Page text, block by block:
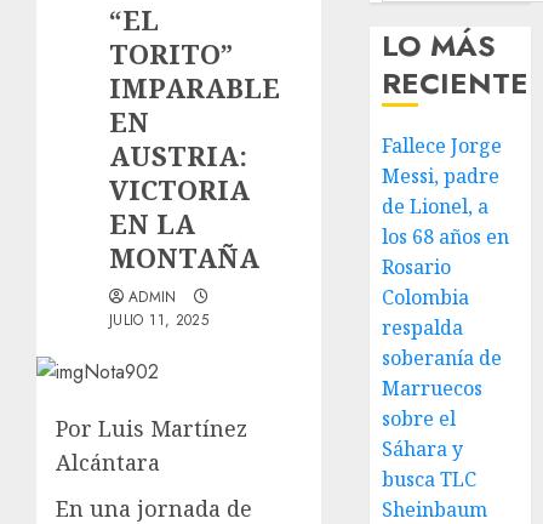
“EL
TORITO”
IMPARABLE
EN
AUSTRIA:
VICTORIA
EN LA
MONTAÑA
ADMIN
JULIO 11, 2025
Por Luis Martínez
Alcántara
En una jornada de
LO MÁS
RECIENTE
Fallece Jorge
Messi, padre
de Lionel, a
los 68 años en
Rosario
Colombia
respalda
soberanía de
Marruecos
sobre el
Sáhara y
busca TLC
Sheinbaum